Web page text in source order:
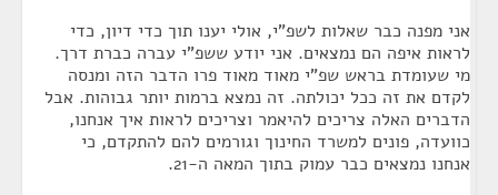
אני מפנה כבר שאלות לשפ"י, אולי יענו תוך כדי דיון, כדי
לראות איפה הם נמצאים. אני יודע ששפ"י עברה כברת דרך.
מי שעומדת בראש שפ"י מאוד מאוד פרו הדבר הזה ומנסה
לקדם את זה ככל יכולתה. זה נמצא ברמות יותר גבוהות. אבל
הדברים האלה צריכים להיאמר וצריכים לראות איך אנחנו,
כוועדה, פונים למשרד החינוך וגורמים להם להתקדם, כי
אנחנו נמצאים כבר עמוק בתוך המאה ה-21.